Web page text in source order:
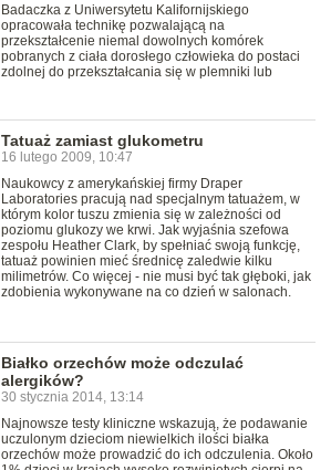
Badaczka z Uniwersytetu Kalifornijskiego
opracowała technikę pozwalającą na
przekształcenie niemal dowolnych komórek
pobranych z ciała dorosłego człowieka do postaci
zdolnej do przekształcania się w plemniki lub
Tatuaż zamiast glukometru
16 lutego 2009, 10:47
Naukowcy z amerykańskiej firmy Draper
Laboratories pracują nad specjalnym tatuażem, w
którym kolor tuszu zmienia się w zależności od
poziomu glukozy we krwi. Jak wyjaśnia szefowa
zespołu Heather Clark, by spełniać swoją funkcję,
tatuaż powinien mieć średnicę zaledwie kilku
milimetrów. Co więcej - nie musi być tak głęboki, jak
zdobienia wykonywane na co dzień w salonach.
Białko orzechów może odczulać
alergików?
30 stycznia 2014, 13:14
Najnowsze testy kliniczne wskazują, że podawanie
uczulonym dzieciom niewielkich ilości białka
orzechów może prowadzić do ich odczulenia. Około